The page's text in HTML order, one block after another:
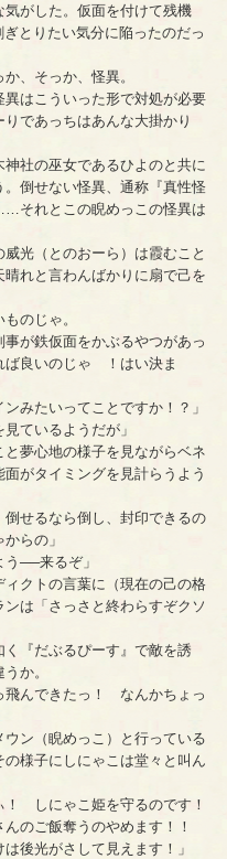
がした。仮面を付けて残機
とりたい気分に陥ったのだっ
、そっか、怪異。
異はこういった形で対処が必要
であっちはあんな大掛かり
社の巫女であるひよのと共に
倒せない怪異、通称『真性怪
それとこの睨めっこの怪異は
光（とのおーら）は霞むこと
れと言わんばかりに扇で己を
のじゃ。
が鉄仮面をかぶるやつがあっ
ば良いのじゃ ！はい決ま
みたいってことですか！？」
ているようだが」
夢心地の様子を見ながらベネ
がタイミングを見計らうよう
倒せるなら倒し、封印できるの
らの」
う──来るぞ」
クトの言葉に（現在の己の格
は「さっさと終わらすぞクソ
『だぶるぴーす』で敵を誘
か。
飛んできたっ！ なんかちょっ
ン（睨めっこ）と行っている
様子にしにゃこは堂々と叫ん
！ しにゃこ姫を守るのです！
のご飯奪うのやめます！！
後光がさして見えます！」